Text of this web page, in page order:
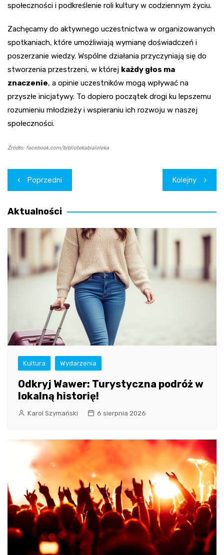
społeczności i podkreślenie roli kultury w codziennym życiu.
Zachęcamy do aktywnego uczestnictwa w organizowanych
spotkaniach, które umożliwiają wymianę doświadczeń i
poszerzanie wiedzy. Wspólne działania przyczyniają się do
stworzenia przestrzeni, w której każdy głos ma
znaczenie, a opinie uczestników mogą wpływać na
przyszłe inicjatywy. To dopiero początek drogi ku lepszemu
rozumieniu młodzieży i wspieraniu ich rozwoju w naszej
społeczności.
Źródło: facebook.com/bibliotekabialoleka
Nawigacja
wpisu
Poprzedni Kolejny
Aktualności
Kultura Wydarzenia
Odkryj Wawer: Turystyczna podróż w
lokalną historię!
Karol Szymański 6 sierpnia 2026